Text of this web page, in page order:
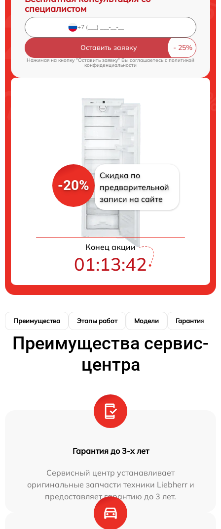
специалистом
Оставить заявку
Нажимая на кнопку "Оставить заявку" Вы соглашаетесь cполитикой
конфиденциальности
-20%
Скидка по
предварительной
записи на сайте
Конец акции
01:13:41
Преимущества Этапы работ Модели Гарантия
Преимущества сервис-
центра
Гарантия до 3-х лет
Сервисный центр устанавливает
оригинальные запчасти техники Liebherr и
предоставляет гарантию до 3 лет.